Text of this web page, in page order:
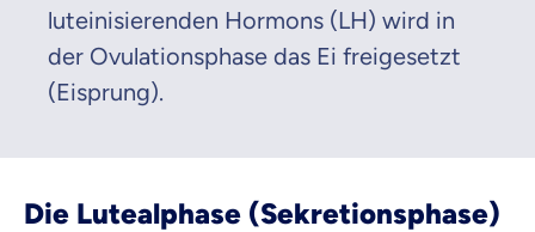
luteinisierenden Hormons (LH) wird in
der Ovulationsphase das Ei freigesetzt
(Eisprung).
Die Lutealphase (Sekretionsphase)